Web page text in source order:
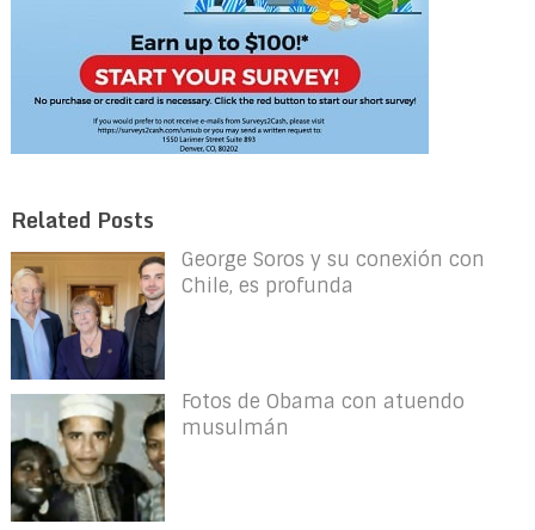
Related Posts
George Soros y su conexión con
Chile, es profunda
Fotos de Obama con atuendo
musulmán